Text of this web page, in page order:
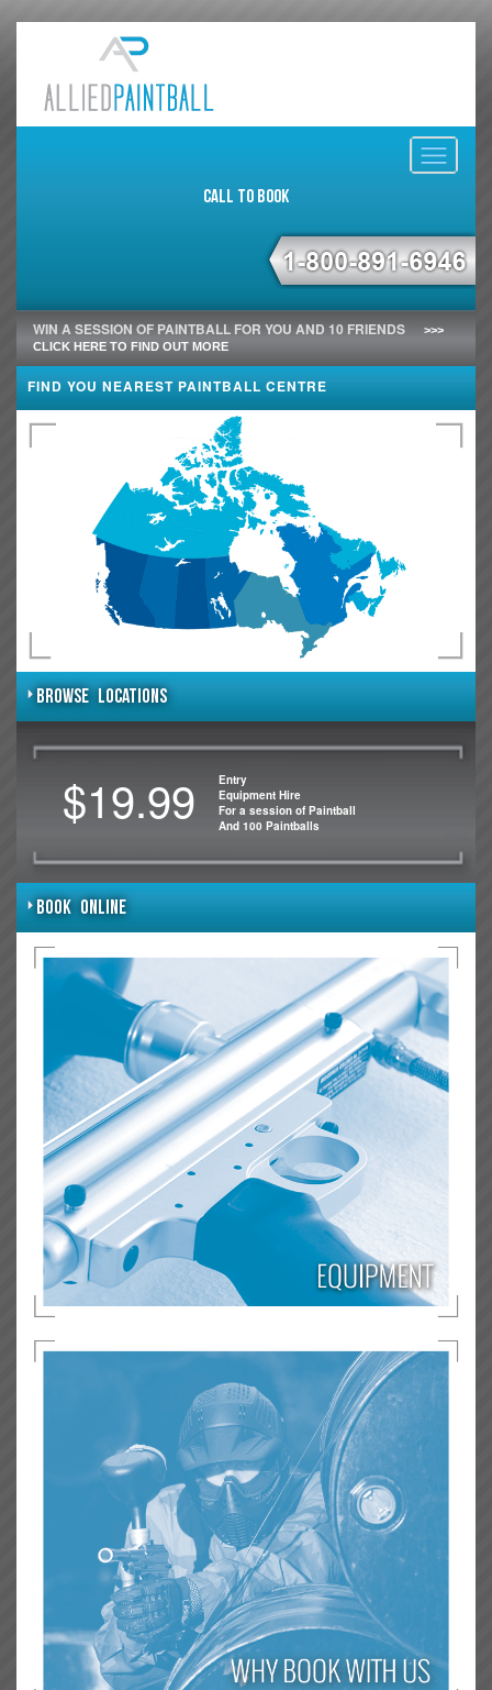
Toggle
Call to Book
WIN A SESSION OF PAINTBALL FOR YOU AND 10 FRIENDS
>>>
CLICK HERE TO FIND OUT MORE
FIND YOU NEAREST PAINTBALL CENTRE
BROWSE LOCATIONS
$19.99
Entry
Equipment Hire
For a session of Paintball
And 100 Paintballs
BOOK ONLINE